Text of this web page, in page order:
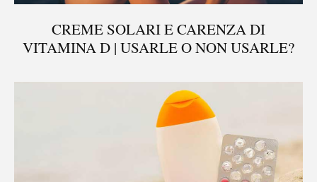
CREME SOLARI E CARENZA DI
VITAMINA D | USARLE O NON USARLE?